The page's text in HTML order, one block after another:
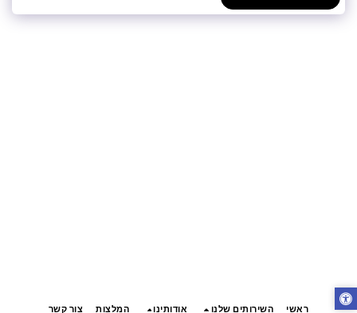
ראשי השירותים שלנו אודותינו המלצות צור קשר